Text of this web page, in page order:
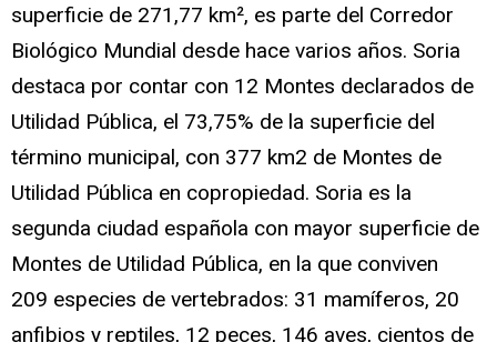
superficie de 271,77 km², es parte del Corredor
Biológico Mundial desde hace varios años. Soria
destaca por contar con 12 Montes declarados de
Utilidad Pública, el 73,75% de la superficie del
término municipal, con 377 km2 de Montes de
Utilidad Pública en copropiedad. Soria es la
segunda ciudad española con mayor superficie de
Montes de Utilidad Pública, en la que conviven
209 especies de vertebrados: 31 mamíferos, 20
anfibios y reptiles, 12 peces, 146 aves, cientos de